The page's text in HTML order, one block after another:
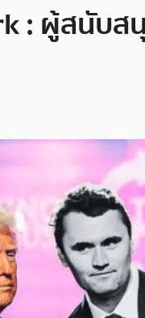
: ผู้สนับ